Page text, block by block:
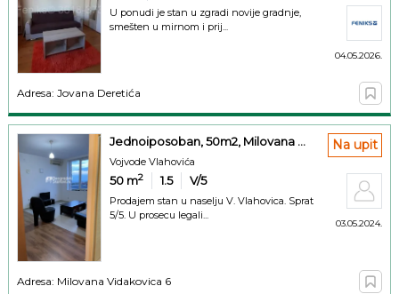
U ponudi je stan u zgradi novije gradnje,
smešten u mirnom i prij...
04.05.2026.
Adresa: Jovana Deretića
Jednoiposoban, 50m2, Milovana ...
Vojvode Vlahovića
50 m2 1.5 V/5
Prodajem stan u naselju V. Vlahovica. Sprat
5/5. U prosecu legali...
Na upit
03.05.2024.
Adresa: Milovana Vidakovica 6